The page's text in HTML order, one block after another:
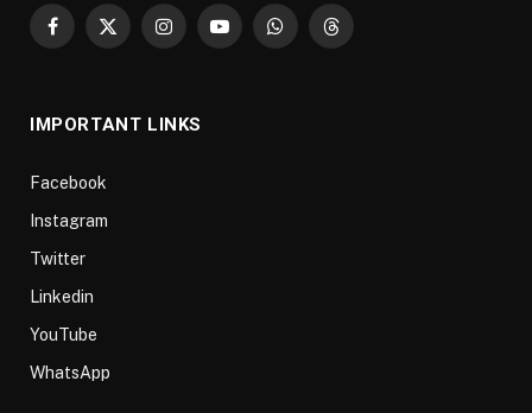
Facebook
X
InstagramYouTubeWhatsAppThreads
IMPORTANT LINKS
Facebook
Instagram
Twitter
Linkedin
YouTube
WhatsApp